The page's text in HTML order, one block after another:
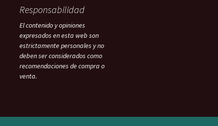
Responsabilidad
El contenido y opiniones
expresados en esta web son
estrictamente personales y no
deben ser considerados como
recomendaciones de compra o
venta.